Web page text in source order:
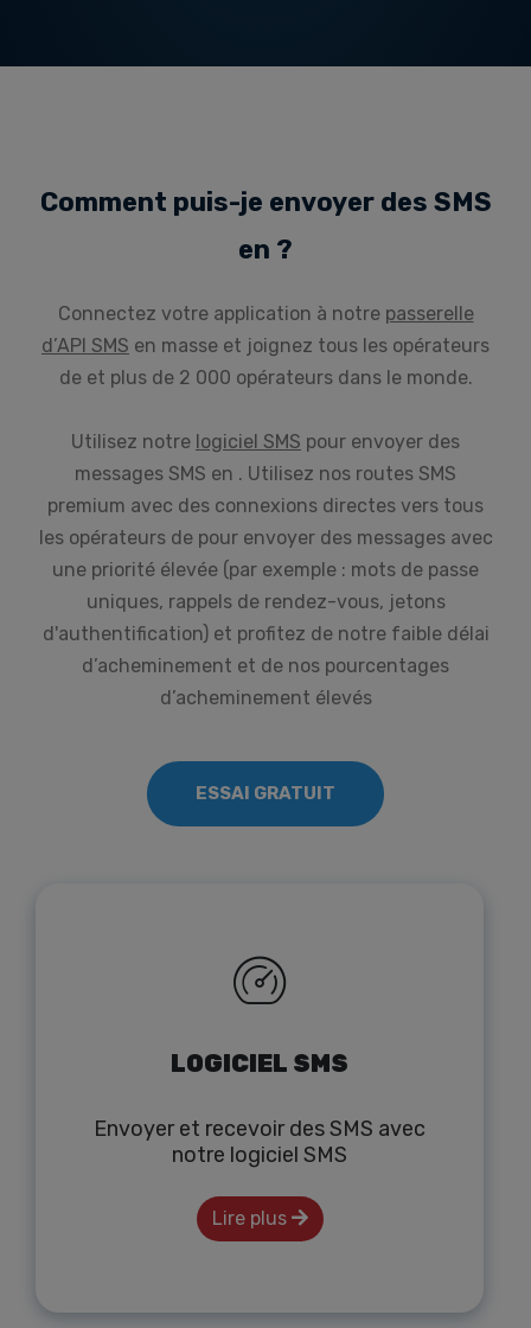
Comment puis-je envoyer des SMS
en ?
Connectez votre application à notre passerelle
d’API SMS en masse et joignez tous les opérateurs
de et plus de 2 000 opérateurs dans le monde.
Utilisez notre logiciel SMS pour envoyer des
messages SMS en . Utilisez nos routes SMS
premium avec des connexions directes vers tous
les opérateurs de pour envoyer des messages avec
une priorité élevée (par exemple : mots de passe
uniques, rappels de rendez-vous, jetons
d'authentification) et profitez de notre faible délai
d’acheminement et de nos pourcentages
d’acheminement élevés
ESSAI GRATUIT
LOGICIEL SMS
Envoyer et recevoir des SMS avec
notre logiciel SMS
Lire plus